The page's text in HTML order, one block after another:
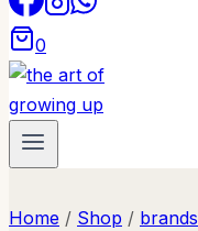
0
Home / Shop / brands